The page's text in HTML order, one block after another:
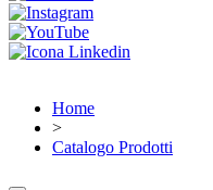
Home
>
Catalogo Prodotti